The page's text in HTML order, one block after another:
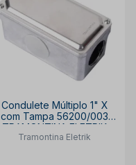
Condulete Múltiplo 1" X
com Tampa 56200/003
TRAMONTINA ELETRIK
Tramontina Eletrik